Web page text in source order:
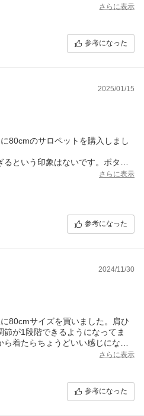
さらに表示
参考になった
2025/01/15
80cmのサロペットを購入しまし
という印象はないです。ボタン
生地のようなしっかりした感じで
す。
合わせやすそうです。たくさん着
さらに表示
参考になった
2024/11/30
80cmサイズを買いました。肩ひ
が1段階できるようになってま
着たらちょうどいい感じになり
のだけちょっと気になる感じで
さらに表示
参考になった